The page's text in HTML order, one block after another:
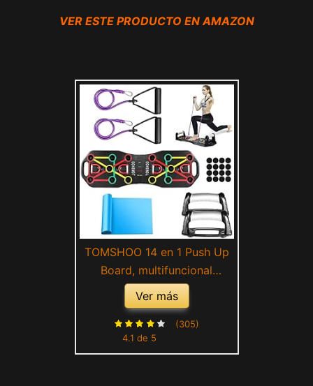
VER ESTE PRODUCTO EN AMAZON
TOMSHOO 14 en 1 Push Up
Board, multifuncional
plegable dispositivo de
fitness flexiones con asa,
dispositivo de fitness con
práctica de hombro para el
Ver más
4.1 de 5
(305)